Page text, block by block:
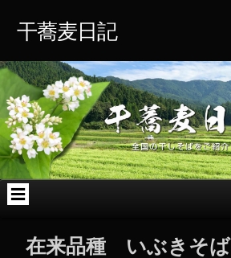
ツ
へ
ス
キ
ッ
プ
干蕎麦日記
在来品種 いぶきそば